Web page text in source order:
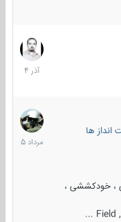
7
آذر
1404
ها
، خودکششی ،
9
مرداد
1405